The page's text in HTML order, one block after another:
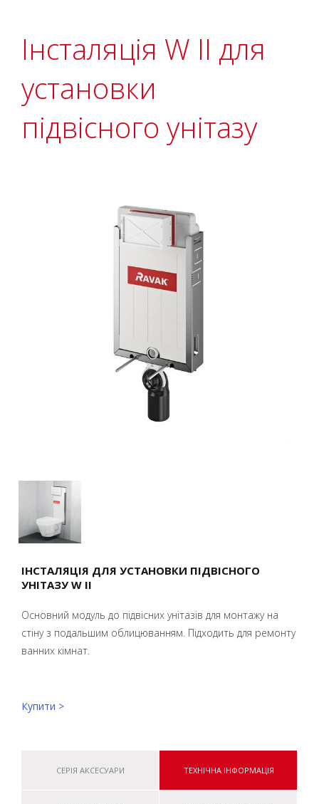
Інсталяція W II для
установки
підвісного унітазу
ІНСТАЛЯЦІЯ ДЛЯ УСТАНОВКИ ПІДВІСНОГО
УНІТАЗУ W II
Основний модуль до підвісних унітазів для монтажу на
стіну з подальшим облицюванням. Підходить для ремонту
ванних кімнат.
Купити >
СЕРІЯ АКСЕСУАРИ ТЕХНІЧНА ІНФОРМАЦІЯ